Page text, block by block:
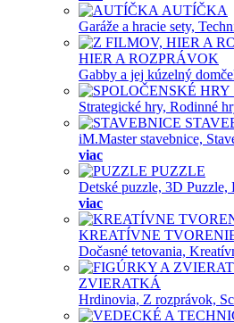
AUTÍČKA
Garáže a hracie sety,
HIER A ROZPRÁVOK
Gabby a jej kúzelný
Strategické hry, Rodinné
iM.Master stavebnice,
viac
PUZZLE
Detské puzzle, 3D Puzzle,
viac
KREATÍVNE
Dočasné tetovania,
ZVIERATKÁ
Hrdinovia, Z rozprávok,